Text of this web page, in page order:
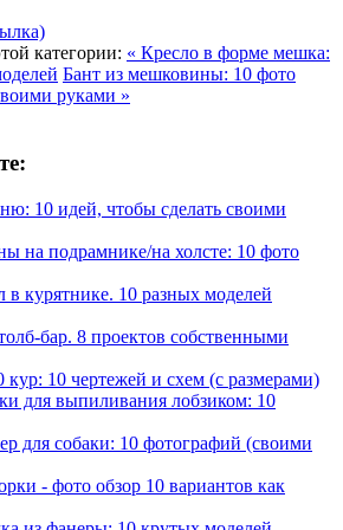
категории: « Кресло в форме мешка:
Бант из мешковины: 10 фото
руками »
10 идей, чтобы сделать своими
на подрамнике/на холсте: 10 фото
курятнике. 10 разных моделей
бар. 8 проектов собственными
кур: 10 чертежей и схем (с размерами)
для выпиливания лобзиком: 10
для собаки: 10 фотографий (своими
- фото обзор 10 вариантов как